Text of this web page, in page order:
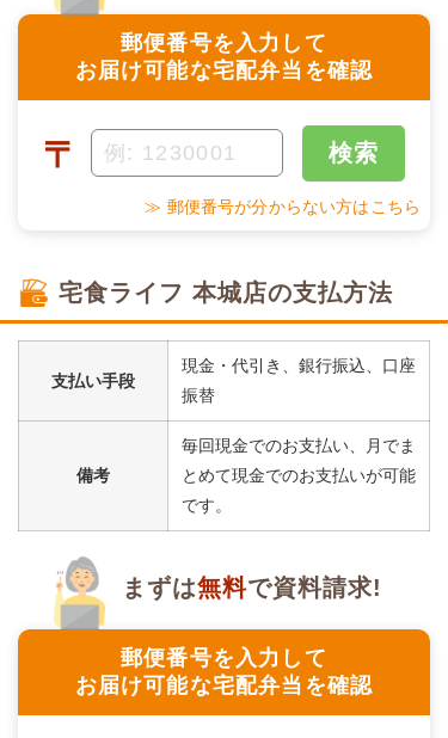
郵便番号を入力して
お届け可能な宅配弁当を確認
〒 検索
≫ 郵便番号が分からない方はこちら
宅食ライフ 本城店の支払方法
支払い手段
現金・代引き、銀行振込、口座
振替
備考
毎回現金でのお支払い、月でま
とめて現金でのお支払いが可能
です。
郵便番号を入力して
お届け可能な宅配弁当を確認
まずは無料で資料請求!